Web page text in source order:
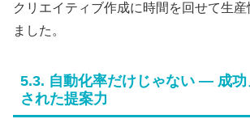
クリエイティブ作成に時間を回せて生産
ました。
5.3. 自動化率だけじゃない ― 成功
された提案力